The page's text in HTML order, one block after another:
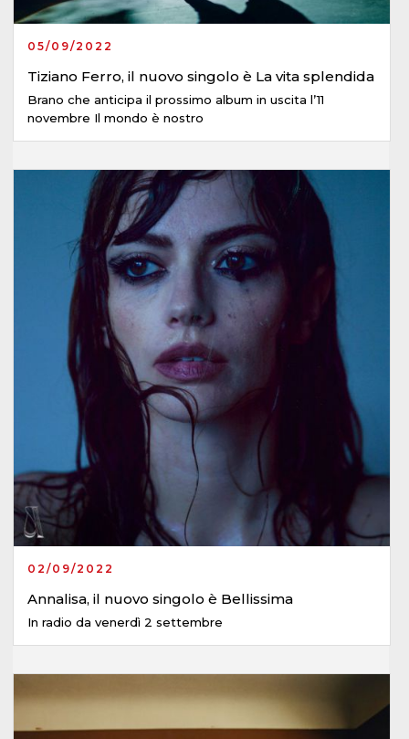
05/09/2022
Tiziano Ferro, il nuovo singolo è La vita splendida
Brano che anticipa il prossimo album in uscita l’11
novembre Il mondo è nostro
02/09/2022
Annalisa, il nuovo singolo è Bellissima
In radio da venerdì 2 settembre